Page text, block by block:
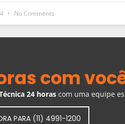
No Comments
com
24 horas com uma equipe
PARA (11) 4991-1200